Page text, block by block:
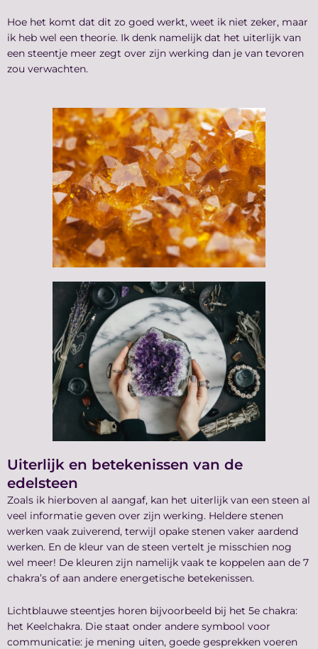
Hoe het komt dat dit zo goed werkt, weet ik niet zeker, maar
ik heb wel een theorie. Ik denk namelijk dat het uiterlijk van
een steentje meer zegt over zijn werking dan je van tevoren
zou verwachten.
Uiterlijk en betekenissen van de
edelsteen
Zoals ik hierboven al aangaf, kan het uiterlijk van een steen al
veel informatie geven over zijn werking. Heldere stenen
werken vaak zuiverend, terwijl opake stenen vaker aardend
werken. En de kleur van de steen vertelt je misschien nog
wel meer! De kleuren zijn namelijk vaak te koppelen aan de 7
chakra’s of aan andere energetische betekenissen.
Lichtblauwe steentjes horen bijvoorbeeld bij het 5e chakra:
het Keelchakra. Die staat onder andere symbool voor
communicatie: je mening uiten, goede gesprekken voeren